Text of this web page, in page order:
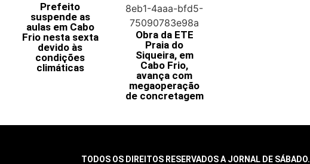
Prefeito
suspende as
aulas em Cabo
Frio nesta sexta
devido às
condições
climáticas
Obra da ETE
Praia do
Siqueira, em
Cabo Frio,
avança com
megaoperação
de concretagem
TODOS OS DIREITOS RESERVADOS A JORNAL DE SÁBADO.